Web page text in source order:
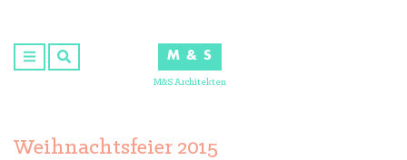
content
M & S
M&S Architekten
Weihnachtsfeier 2015